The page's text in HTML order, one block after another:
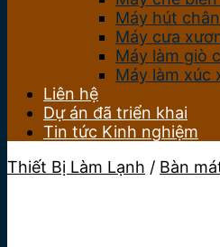
Máy hút
Máy cưa
Máy làm giò
Máy làm xúc
Liên hệ
Dự án đã triển khai
Tin tức Kinh nghiệm
Thiết Bị Làm Lạnh / Bàn